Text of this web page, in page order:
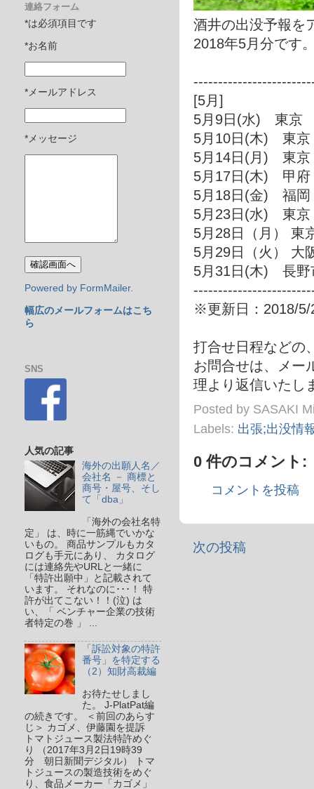
酒井の出没予報を
2018年5月分です
[5月]
5月9日(水) 東京
5月10日(木) 東京
5月14日(月) 東京
5月17日(木) 甲
5月18日(金) 福岡
5月23日(水) 東京
5月28日（月）
5月29日（火） 大
5月31日(木) 長野
※更新日：2018/5/
打合せ日程などの
お問合せは、メー
理より返信いたし
Posted by SASAKI
Labels: 出張;出没情
0 件のコメント:
コメントを投稿
次の投稿
連絡フォーム
*は必須項目です
*お名前
*メールアドレス
*メッセージ
Powered by FormMailer.
幅広のメールフォームはこち
ら
SNS
人気の記事
海外の出願人名／
会社名 － 商標と
商号・屋号、そし
て「dba」
「海外の会社名特
定」 は、時に一筋縄でいかな
いもの。 商品サンプルもカタ
ログも手元にあり、 カタログ
には連絡先やURLと一緒に
「特許出願中」と記載されて
います。 それなのに･･･！ 特
許が出てこない！！(泣) は
い、「 ベンチャー企業の技術
者特定の巻 」 ...
「訴訟対象の特許
番号」を特定する
（2）知財高裁編
お待たせしまし
た。 J-PlatPat編
の続きです。 ＜前回のあらす
じ＞ カゴメ、伊藤園を提訴
トマトジュース製法特許めぐ
り （2017年3月2日19時39
分 朝日新聞デジタル） トマ
トジュースの製造技術をめぐ
り、食品メーカー「カゴメ」